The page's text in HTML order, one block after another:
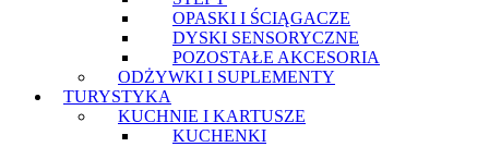
OPASKI I ŚCIĄGACZE
DYSKI SENSORYCZNE
POZOSTAŁE AKCESORIA
ODŻYWKI I SUPLEMENTY
TURYSTYKA
KUCHNIE I KARTUSZE
KUCHENKI